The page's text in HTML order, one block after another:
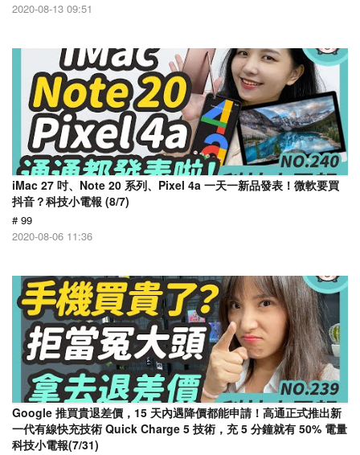
2020-08-13 09:51
iMac 27 吋、Note 20 系列、Pixel 4a 一天一新品發表！微軟要買
抖音？科技小電報 (8/7)
# 99
2020-08-06 11:36
Google 推買貴退差價，15 天內遇降價都能申請！高通正式推出新
一代有線快充技術 Quick Charge 5 技術，充 5 分鐘就有 50% 電量
科技小電報(7/31)